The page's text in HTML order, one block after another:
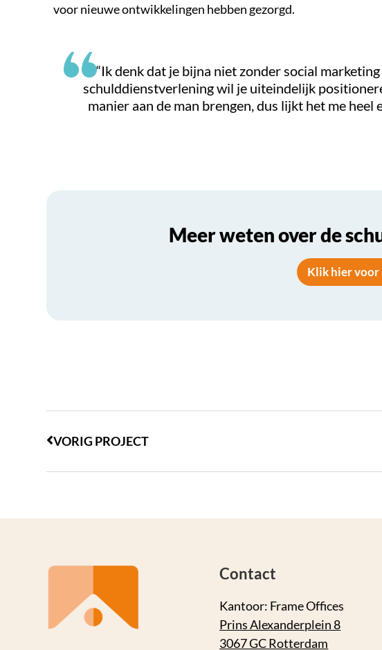
voor nieuwe ontwikkelingen hebben gezorgd.
“Ik denk dat je bijna niet zonder social
schulddienstverlening wil je uiteindelijk
manier aan de man brengen, dus lijkt het me
Meer weten over de
Klik hier
VORIG PROJECT
Contact
Kantoor: Frame Offices
Prins Alexanderplein 8
3067 GC Rotterdam